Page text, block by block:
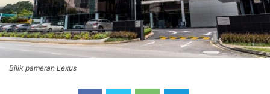
Bilik pameran Lexus